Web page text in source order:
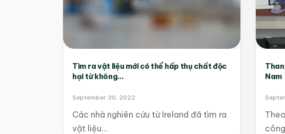
Tìm ra vật liệu mới có thể hấp thụ chất độc
hại từ không...
September 30, 2022
Các nhà nghiên cứu từ Ireland đã tìm ra
vật liệu…
Nam